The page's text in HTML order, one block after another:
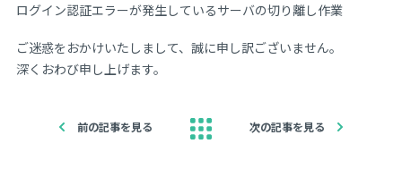
ログイン認証エラーが発生しているサーバの切り離し作業
ご迷惑をおかけいたしまして、誠に申し訳ございません。
深くおわび申し上げます。
前の記事を見る 次の記事を見る